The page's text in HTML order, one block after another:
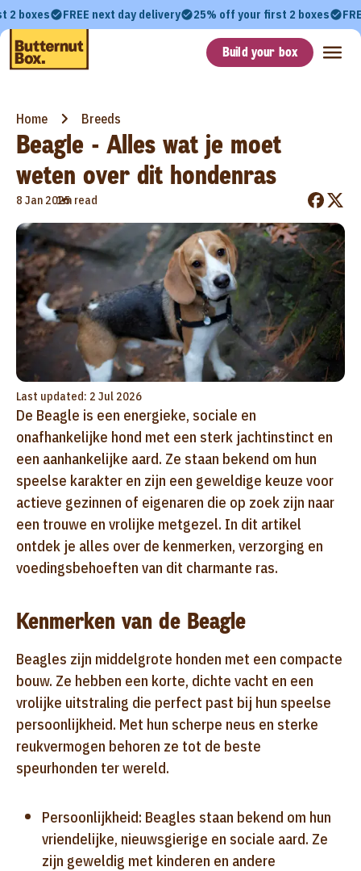
2 boxes FREE next day delivery 25% off your first 2 boxes
Build your box
Home Breeds
Beagle - Alles wat je moet
weten over dit hondenras
8 Jan 2025
•
1m read
Last updated: 2 Jul 2026
De Beagle is een energieke, sociale en
onafhankelijke hond met een sterk jachtinstinct en
een aanhankelijke aard. Ze staan bekend om hun
speelse karakter en zijn een geweldige keuze voor
actieve gezinnen of eigenaren die op zoek zijn naar
een trouwe en vrolijke metgezel. In dit artikel
ontdek je alles over de kenmerken, verzorging en
voedingsbehoeften van dit charmante ras.
Kenmerken van de Beagle
Beagles zijn middelgrote honden met een compacte
bouw. Ze hebben een korte, dichte vacht en een
vrolijke uitstraling die perfect past bij hun speelse
persoonlijkheid. Met hun scherpe neus en sterke
reukvermogen behoren ze tot de beste
speurhonden ter wereld.
Persoonlijkheid: Beagles staan bekend om hun
vriendelijke, nieuwsgierige en sociale aard. Ze
zijn geweldig met kinderen en andere